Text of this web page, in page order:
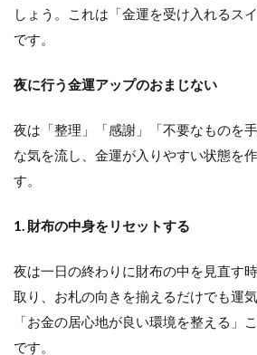
しょう。これは「金運を受け入れるス
です。
夜に行う金運アップのおまじない
夜は「整理」「感謝」「不要なものを
な気を流し、金運が入りやすい状態を
す。
1. 財布の中身をリセットする
夜は一日の終わりに財布の中を見直す
取り、お札の向きを揃えるだけでも運
「お金の居心地が良い環境を整える」
です。